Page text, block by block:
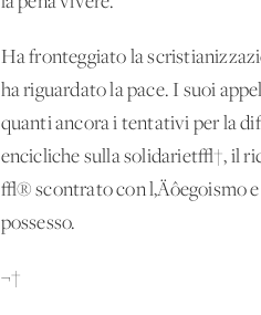
Ha fronteggiato la
ha riguardato la pace. I suoi
quanti ancora i tentativi per la
encicliche sulla solidariet√†, il
√® scontrato con l‚Äôegoismo
possesso.
¬†